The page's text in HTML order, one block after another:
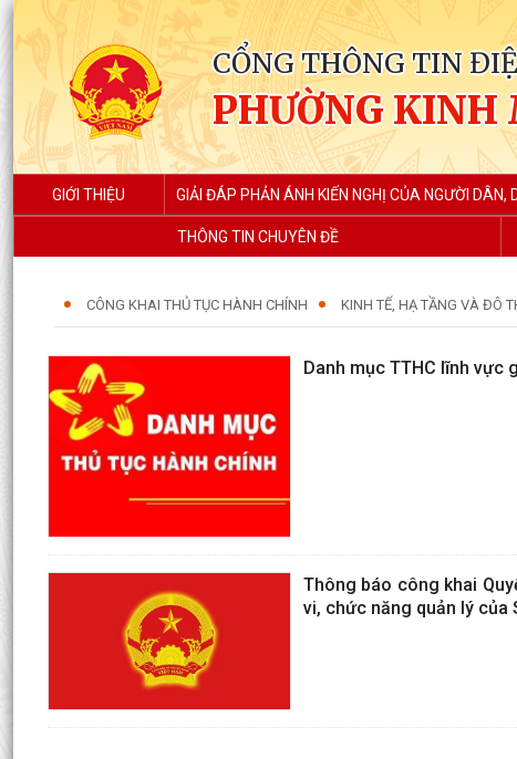
CỔNG THÔNG TIN
PHƯỜNG KINH
GIỚI THIỆU GIẢI ĐÁP PHẢN ÁNH KIẾN NGHỊ CỦA NGƯỜI DÂN,
THÔNG TIN CHUYÊN ĐỀ
CÔNG KHAI THỦ TỤC HÀNH CHÍNH KINH TẾ, HẠ TẦNG VÀ ĐÔ
Danh mục TTHC lĩnh vực
Thông báo công khai
vi, chức năng quản lý của